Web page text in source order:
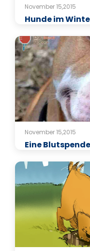
November 15,2015
Hunde im
November 15,2015
Eine